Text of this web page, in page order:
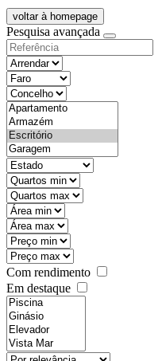
voltar à homepage
Pesquisa avançada
objective
districtId
countyId
types
state
mintypo
maxtypo
minarea
maxarea
minprice
maxprice
Com rendimento
Em destaque
features